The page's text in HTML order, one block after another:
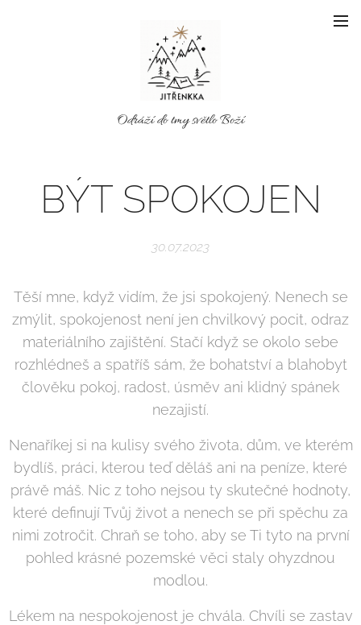
Odráží do tmy světlo Boží
BÝT SPOKOJEN
30.07.2023
Těší mne, když vidím, že jsi spokojený. Nenech se
zmýlit, spokojenost není jen chvilkový pocit, odraz
materiálního zajištění. Stačí když se okolo sebe
rozhlédneš a spatříš sám, že bohatství a blahobyt
člověku pokoj, radost, úsměv ani klidný spánek
nezajistí.
Nenaříkej si na kulisy svého života, dům, ve kterém
bydlíš, práci, kterou teď děláš ani na peníze, které
právě máš. Nic z toho nejsou ty skutečné hodnoty,
které definují Tvůj život a nenech se při spěchu za
nimi zotročit. Chraň se toho, aby se Ti tyto na první
pohled krásné pozemské věci staly ohyzdnou
modlou.
Lékem na nespokojenost je chvála. Chvíli se zastav